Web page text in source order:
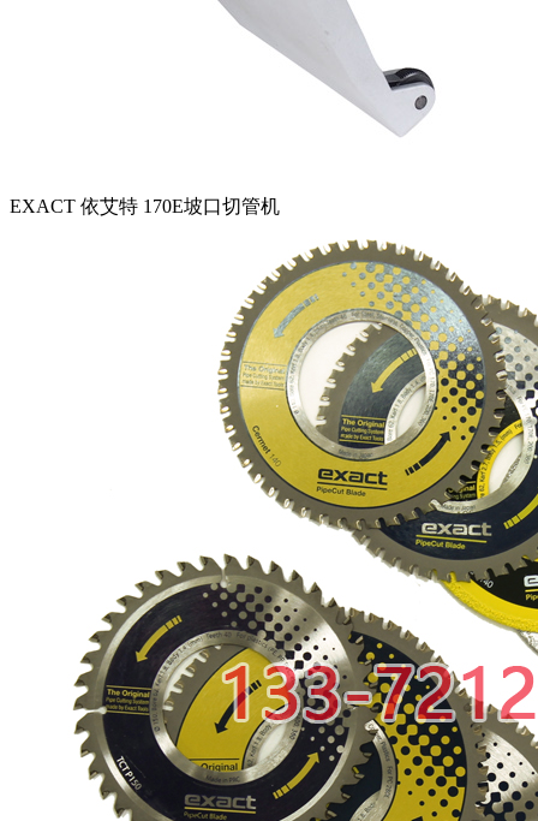
EXACT 依艾特 170E坡口切管机